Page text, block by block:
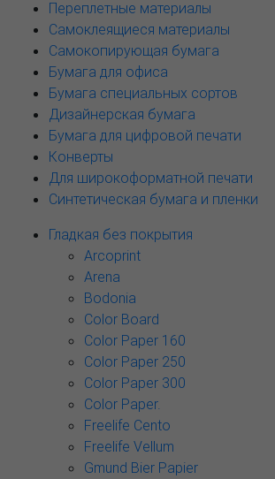
Переплетные материалы
Самоклеящиеся материалы
Самокопирующая бумага
Бумага для офиса
Бумага специальных сортов
Дизайнерская бумага
Бумага для цифровой печати
Конверты
Для широкоформатной печати
Синтетическая бумага и пленки
Гладкая без покрытия
Arcoprint
Arena
Bodonia
Color Board
Color Paper 160
Color Paper 250
Color Paper 300
Color Paper.
Freelife Cento
Freelife Vellum
Gmund Bier Papier